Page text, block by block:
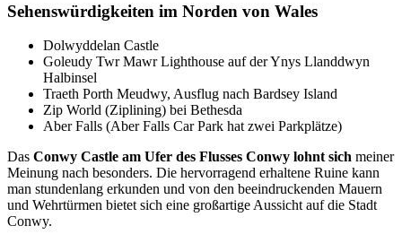
Sehenswürdigkeiten im Norden von Wales
Dolwyddelan Castle
Goleudy Twr Mawr Lighthouse auf der Ynys Llanddwyn
Halbinsel
Traeth Porth Meudwy, Ausflug nach Bardsey Island
Zip World (Ziplining) bei Bethesda
Aber Falls (Aber Falls Car Park hat zwei Parkplätze)
Das Conwy Castle am Ufer des Flusses Conwy lohnt sich meiner
Meinung nach besonders. Die hervorragend erhaltene Ruine kann
man stundenlang erkunden und von den beeindruckenden Mauern
und Wehrtürmen bietet sich eine großartige Aussicht auf die Stadt
Conwy.